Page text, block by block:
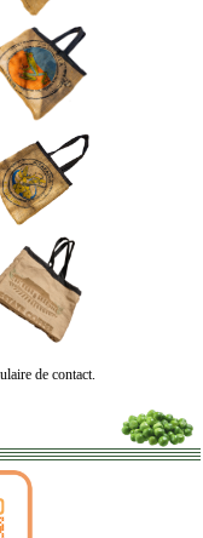
de contact.